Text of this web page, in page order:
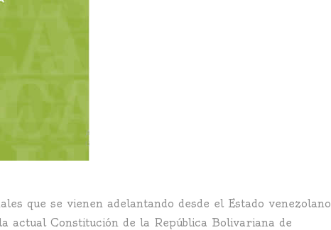
que se vienen adelantando desde el Estado venezolano
actual Constitución de la República Bolivariana de